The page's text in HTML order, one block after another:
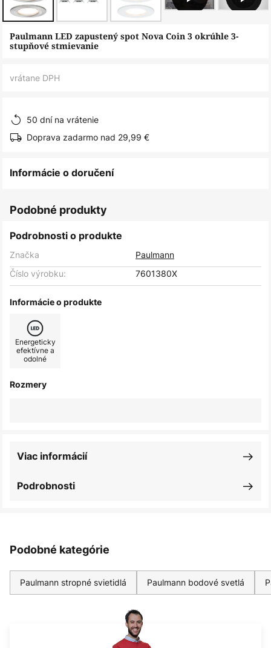
Preskočiť
na
galérie
Paulmann LED zapustený spot Nova Coin 3 okrúhle 3-
stupňové stmievanie
vrátane DPH
50 dní na vrátenie
Doprava zadarmo nad 29,99 €
Informácie o doručení
Podobné produkty
Podrobnosti o produkte
Značka
Paulmann
Číslo výrobku:
7601380X
Informácie o produkte
Energeticky
efektívne a
odolné
Rozmery
Podrobnosti
Viac informácií
Podobné kategórie
Paulmann stropné svietidlá Paulmann bodové svetlá